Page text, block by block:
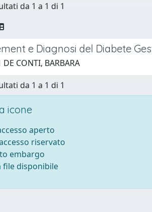
da 1 a 1 di 1
e Diagnosi del Diabete
CONTI, BARBARA
da 1 a 1 di 1
icone
aperto
riservato
embargo
file disponibile